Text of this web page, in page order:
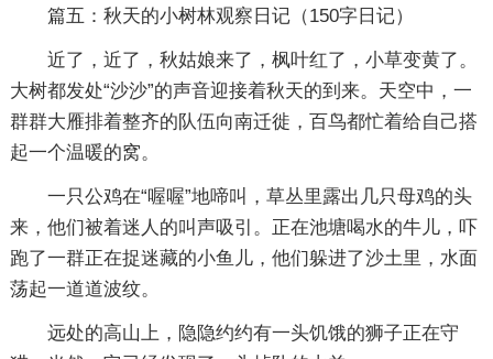
篇五：秋天的小树林观察日记（150字日记）
近了，近了，秋姑娘来了，枫叶红了，小草变黄了。
大树都发处“沙沙”的声音迎接着秋天的到来。天空中，一
群群大雁排着整齐的队伍向南迁徙，百鸟都忙着给自己搭
起一个温暖的窝。
一只公鸡在“喔喔”地啼叫，草丛里露出几只母鸡的头
来，他们被着迷人的叫声吸引。正在池塘喝水的牛儿，吓
跑了一群正在捉迷藏的小鱼儿，他们躲进了沙土里，水面
荡起一道道波纹。
远处的高山上，隐隐约约有一头饥饿的狮子正在守